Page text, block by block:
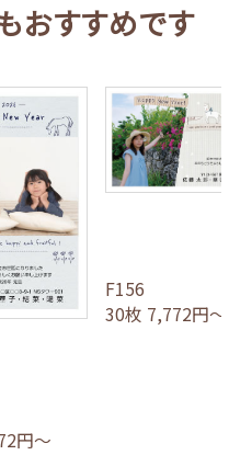
おすすめです
円～
F156
30枚 7,772円～